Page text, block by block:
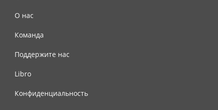
О нас
Команда
Поддержите нас
Libro
Конфиденциальность